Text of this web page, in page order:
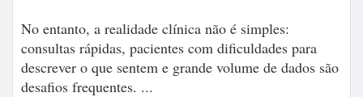
No entanto, a realidade clínica não é simples:
consultas rápidas, pacientes com dificuldades para
descrever o que sentem e grande volume de dados são
desafios frequentes. ...